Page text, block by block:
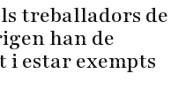
treballadors de
han de
i estar exempts